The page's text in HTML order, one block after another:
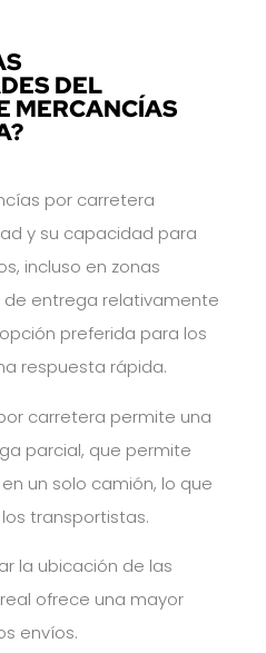
DEL
MERCANCÍAS
por carretera
y su capacidad para
incluso en zonas
entrega relativamente
preferida para los
respuesta rápida.
carretera permite una
parcial, que permite
un solo camión, lo que
transportistas.
la ubicación de las
ofrece una mayor
envíos.